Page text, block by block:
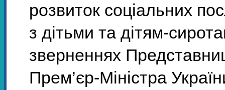
розвиток соціальних
з дітьми та дітям-
зверненнях
Прем’єр-Міністра